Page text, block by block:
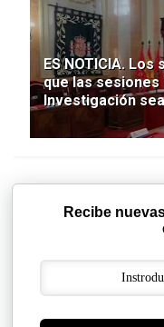
ES NOTICIA.
que las sesiones
Investigación
Recibe